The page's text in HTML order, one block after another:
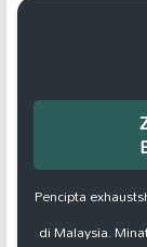
Pencipta
di Malaysia.